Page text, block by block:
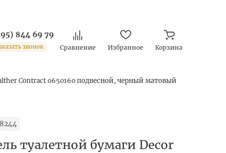
844 69 79
звонок Сравнение Избранное Корзина
Contract 0650160 подвесной, черный матовый
туалетной бумаги Decor